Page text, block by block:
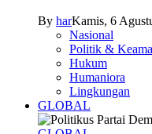
By harKamis, 6
Nasional
Politik &
Hukum
Humaniora
Lingkungan
GLOBAL